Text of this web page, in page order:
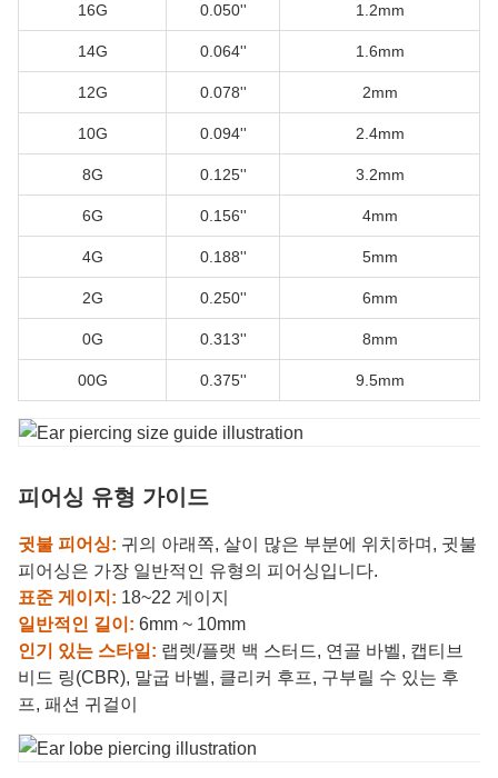
16G 0.050'' 1.2mm
14G 0.064'' 1.6mm
12G 0.078'' 2mm
10G 0.094'' 2.4mm
8G 0.125'' 3.2mm
6G 0.156'' 4mm
4G 0.188'' 5mm
2G 0.250'' 6mm
0G 0.313'' 8mm
00G 0.375'' 9.5mm
피어싱 유형 가이드
귓불 피어싱: 귀의 아래쪽, 살이 많은 부분에 위치하며, 귓불
피어싱은 가장 일반적인 유형의 피어싱입니다.
표준 게이지: 18~22 게이지
일반적인 길이: 6mm ~ 10mm
인기 있는 스타일: 랩렛/플랫 백 스터드, 연골 바벨, 캡티브
비드 링(CBR), 말굽 바벨, 클리커 후프, 구부릴 수 있는 후
프, 패션 귀걸이